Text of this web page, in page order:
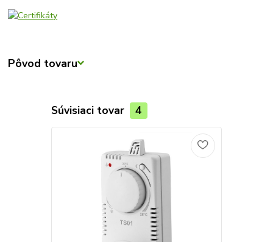
Pôvod tovaru
Súvisiaci tovar 4